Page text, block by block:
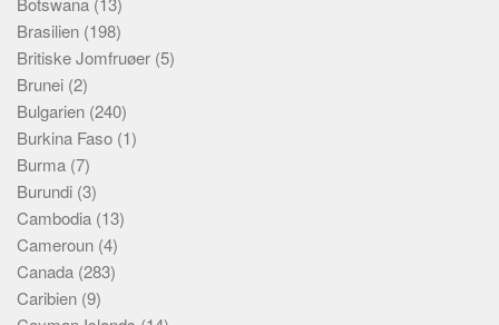
Brasilien (198)
Britiske Jomfruøer (5)
Brunei (2)
Bulgarien (240)
Burkina Faso (1)
Burma (7)
Burundi (3)
Cambodia (13)
Cameroun (4)
Canada (283)
Caribien (9)